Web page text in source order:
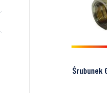
Śrubunek